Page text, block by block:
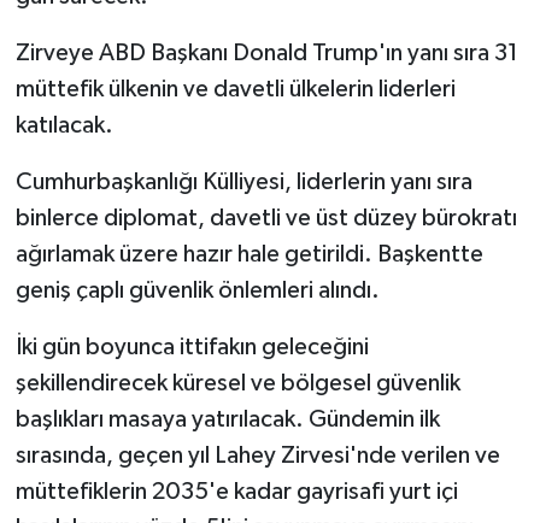
Zirveye ABD Başkanı Donald Trump'ın yanı sıra 31
müttefik ülkenin ve davetli ülkelerin liderleri
katılacak.
Cumhurbaşkanlığı Külliyesi, liderlerin yanı sıra
binlerce diplomat, davetli ve üst düzey bürokratı
ağırlamak üzere hazır hale getirildi. Başkentte
geniş çaplı güvenlik önlemleri alındı.
İki gün boyunca ittifakın geleceğini
şekillendirecek küresel ve bölgesel güvenlik
başlıkları masaya yatırılacak. Gündemin ilk
sırasında, geçen yıl Lahey Zirvesi'nde verilen ve
müttefiklerin 2035'e kadar gayrisafi yurt içi
MAGAZİN
Nöbetçi Eczaneler
ÖZEL HABER
SAĞLIK
SİYASET
SPOR
TATLISU
TEKNOLOJİ